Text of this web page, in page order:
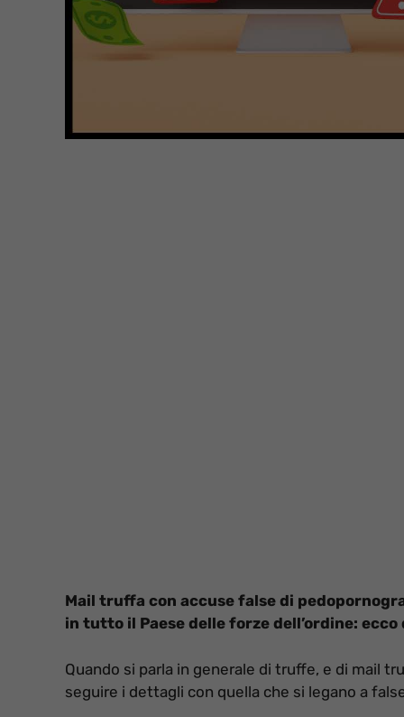
Mail truffa con accuse false di
in tutto il Paese delle forze dell’ordine:
Quando si parla in generale di truffe, e di mail
seguire i dettagli con quella che si legano a